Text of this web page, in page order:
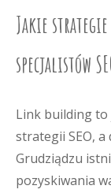
Jakie
specjalistów
Link building to
strategii SEO,
Grudziądzu
pozyskiwania